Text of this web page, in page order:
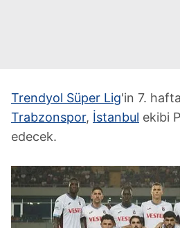
Trendyol Süper Lig'in 7.
Trabzonspor, İstanbul ekibi
edecek.